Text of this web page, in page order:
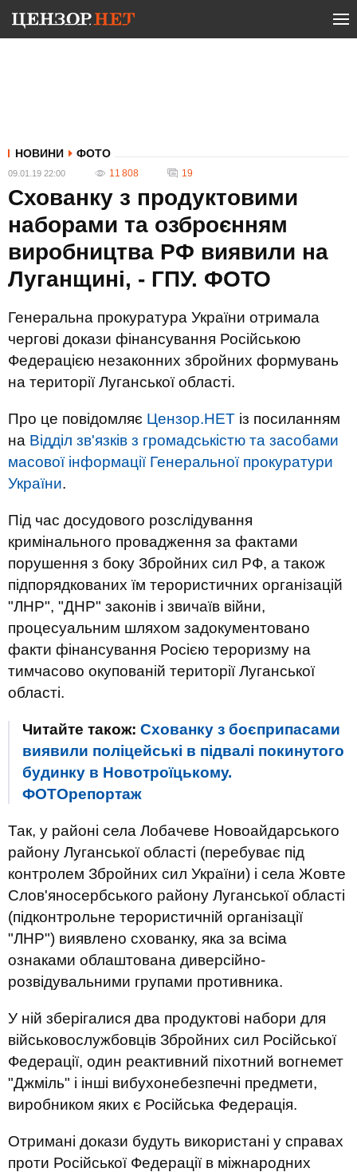
НОВИНИ ФОТО
09.01.19 22:00 11 808 19
Схованку з продуктовими
наборами та озброєнням
виробництва РФ виявили на
Луганщині, - ГПУ. ФОТО
Генеральна прокуратура України отримала
чергові докази фінансування Російською
Федерацією незаконних збройних формувань
на території Луганської області.
Про це повідомляє Цензор.НЕТ із посиланням
на Відділ зв'язків з громадськістю та засобами
масової інформації Генеральної прокуратури
України.
Під час досудового розслідування
кримінального провадження за фактами
порушення з боку Збройних сил РФ, а також
підпорядкованих їм терористичних організацій
"ЛНР", "ДНР" законів і звичаїв війни,
процесуальним шляхом задокументовано
факти фінансування Росією тероризму на
тимчасово окупованій території Луганської
області.
Читайте також: Схованку з боєприпасами
виявили поліцейські в підвалі покинутого
будинку в Новотроїцькому.
ФОТОрепортаж
Так, у районі села Лобачеве Новоайдарського
району Луганської області (перебуває під
контролем Збройних сил України) і села Жовте
Слов'яносербського району Луганської області
(підконтрольне терористичній організації
"ЛНР") виявлено схованку, яка за всіма
ознаками облаштована диверсійно-
розвідувальними групами противника.
У ній зберігалися два продуктові набори для
військовослужбовців Збройних сил Російської
Федерації, один реактивний піхотний вогнемет
"Джміль" і інші вибухонебезпечні предмети,
виробником яких є Російська Федерація.
Отримані докази будуть використані у справах
проти Російської Федерації в міжнародних